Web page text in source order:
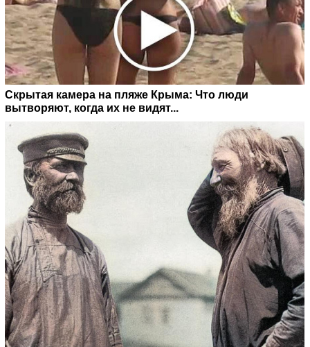
Скрытая камера на пляже Крыма: Что люди
вытворяют, когда их не видят...